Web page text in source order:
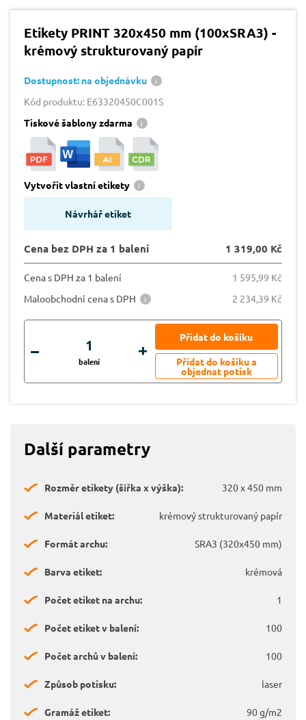
Etikety PRINT 320x450 mm (100xSRA3) -
krémový strukturovaný papír
Dostupnost: na objednávku
Kód produktu: E63320450C001S
Tiskové šablony zdarma
Vytvořit vlastní etikety
Návrhář etiket
Cena bez DPH za 1 balení 1 319,00 Kč
Cena s DPH za 1 balení
1 595,99 Kč
Maloobchodní cena s DPH
2 234,39 Kč
balení
Další parametry
Rozměr etikety (šířka x výška): 320 x 450 mm
Materiál etiket: krémový strukturovaný papír
Formát archu: SRA3 (320x450 mm)
Barva etiket: krémová
Počet etiket na archu: 1
Počet etiket v balení: 100
Počet archů v balení: 100
Způsob potisku: laser
Gramáž etiket: 90 g/m2